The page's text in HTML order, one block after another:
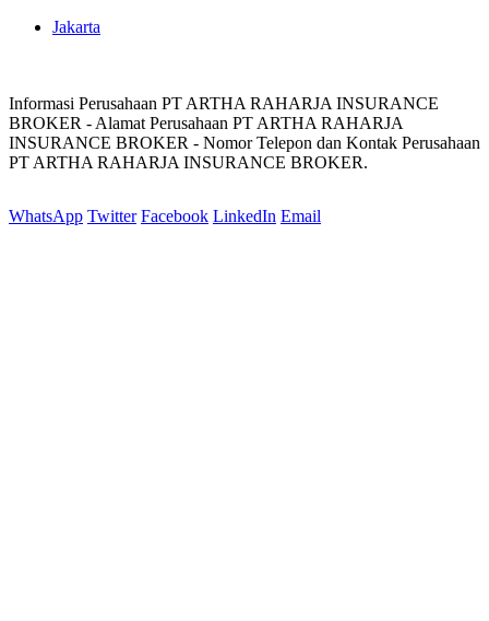
Jakarta
Informasi Perusahaan PT ARTHA RAHARJA INSURANCE
BROKER - Alamat Perusahaan PT ARTHA RAHARJA
INSURANCE BROKER - Nomor Telepon dan Kontak Perusahaan
PT ARTHA RAHARJA INSURANCE BROKER.
WhatsApp Twitter Facebook LinkedIn Email